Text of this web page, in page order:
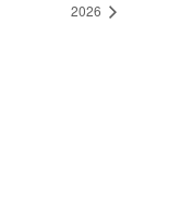
2026